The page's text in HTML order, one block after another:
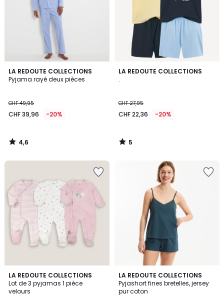
LA REDOUTE COLLECTIONS
Pyjama rayé deux pièces
CHF 49,95
CHF 39,96 -20%
4,6
/ 5
4,6
/
LA REDOUTE COLLECTIONS
.
CHF 27,95
CHF 22,36 -20%
5
5
/
LA REDOUTE COLLECTIONS
Lot de 3 pyjamas 1 pièce
velours
4,2
/ 5
LA REDOUTE COLLECTIONS
Pyjashort fines bretelles, jersey
pur coton
4,3
/ 5
2
Couleurs